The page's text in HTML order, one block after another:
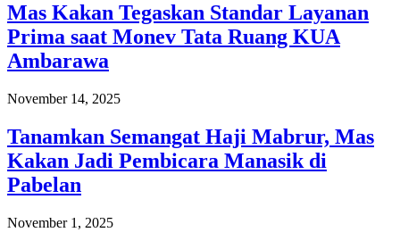
Mas Kakan Tegaskan Standar Layanan
Prima saat Monev Tata Ruang KUA
Ambarawa
November 14, 2025
Tanamkan Semangat Haji Mabrur, Mas
Kakan Jadi Pembicara Manasik di
Pabelan
November 1, 2025